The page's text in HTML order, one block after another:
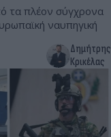
τα πλέον σύγχρονα
ναυπηγική
Δημήτρης
Κρικέλας